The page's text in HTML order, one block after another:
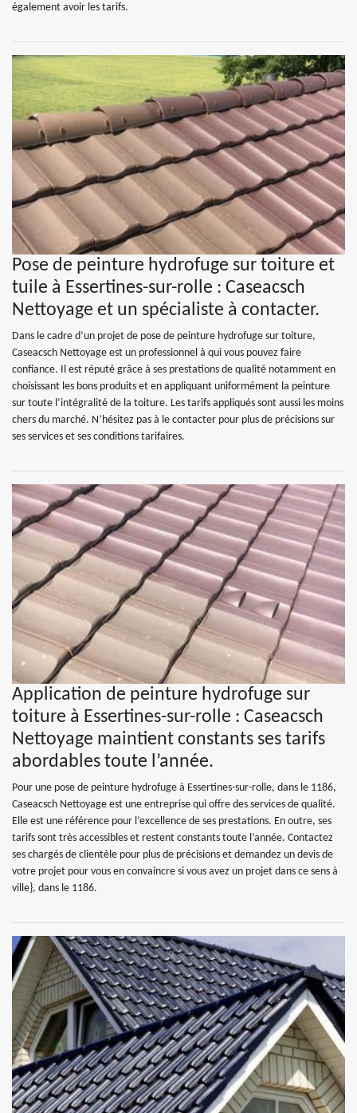
également avoir les tarifs.
Pose de peinture hydrofuge sur toiture et
tuile à Essertines-sur-rolle : Caseacsch
Nettoyage et un spécialiste à contacter.
Dans le cadre d’un projet de pose de peinture hydrofuge sur toiture,
Caseacsch Nettoyage est un professionnel à qui vous pouvez faire
confiance. Il est réputé grâce à ses prestations de qualité notamment en
choisissant les bons produits et en appliquant uniformément la peinture
sur toute l’intégralité de la toiture. Les tarifs appliqués sont aussi les moins
chers du marché. N’hésitez pas à le contacter pour plus de précisions sur
ses services et ses conditions tarifaires.
Application de peinture hydrofuge sur
toiture à Essertines-sur-rolle : Caseacsch
Nettoyage maintient constants ses tarifs
abordables toute l’année.
Pour une pose de peinture hydrofuge à Essertines-sur-rolle, dans le 1186,
Caseacsch Nettoyage est une entreprise qui offre des services de qualité.
Elle est une référence pour l’excellence de ses prestations. En outre, ses
tarifs sont très accessibles et restent constants toute l’année. Contactez
ses chargés de clientèle pour plus de précisions et demandez un devis de
votre projet pour vous en convaincre si vous avez un projet dans ce sens à
ville}, dans le 1186.